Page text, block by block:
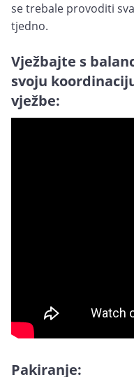
se trebale provoditi
tjedno.
Vježbajte s
svoju
vježbe:
Pakiranje: